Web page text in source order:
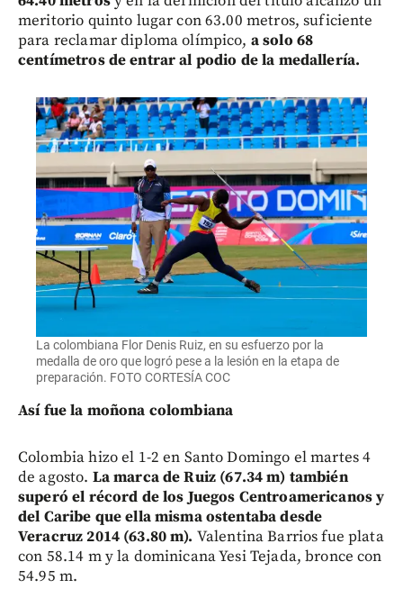
meritorio quinto lugar con 63.00 metros, suficiente
para reclamar diploma olímpico, a solo 68
centímetros de entrar al podio de la medallería.
La colombiana Flor Denis Ruiz, en su esfuerzo por la
medalla de oro que logró pese a la lesión en la etapa de
preparación. FOTO CORTESÍA COC
Así fue la moñona colombiana
Colombia hizo el 1-2 en Santo Domingo el martes 4
de agosto. La marca de Ruiz (67.34 m) también
superó el récord de los Juegos Centroamericanos y
del Caribe que ella misma ostentaba desde
Veracruz 2014 (63.80 m). Valentina Barrios fue plata
con 58.14 m y la dominicana Yesi Tejada, bronce con
54.95 m.